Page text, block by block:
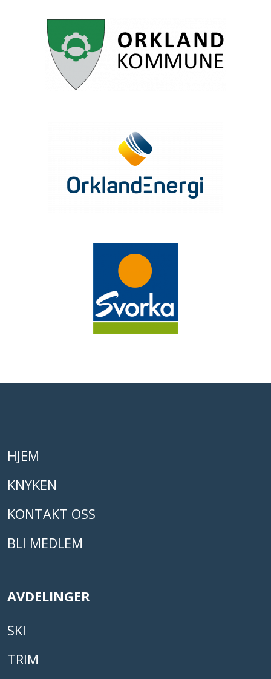
HJEM
KNYKEN
KONTAKT OSS
BLI MEDLEM
AVDELINGER
SKI
TRIM